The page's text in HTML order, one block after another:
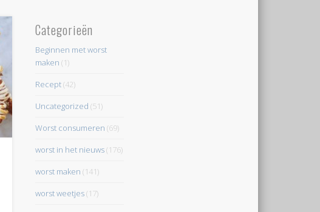
Categorieën
Beginnen met worst
maken (1)
Recept(42)
Uncategorized (51)
Worst consumeren (69)
worst in het nieuws(176)
worst maken (141)
worst weetjes(17)